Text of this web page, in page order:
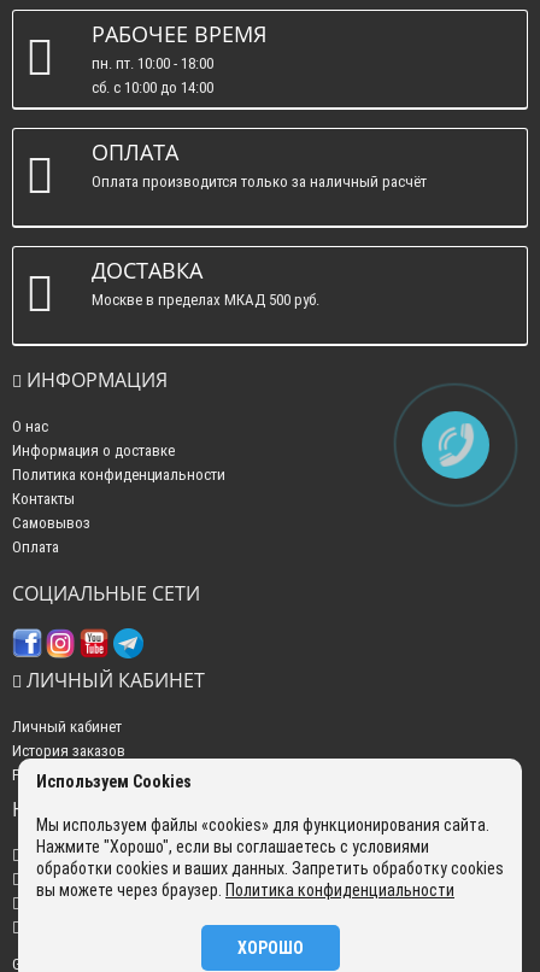
РАБОЧЕЕ ВРЕМЯ
пн. пт. 10:00 - 18:00
сб. c 10:00 до 14:00
вс. : выходные.
ОПЛАТА
Оплата производится только за наличный расчёт
ДОСТАВКА
Москве в пределах МКАД 500 руб.
ИНФОРМАЦИЯ
О нас
Информация о доставке
Политика конфиденциальности
Контакты
Самовывоз
Оплата
СОЦИАЛЬНЫЕ СЕТИ
ЛИЧНЫЙ КАБИНЕТ
Личный кабинет
История заказов
Рассылка новостей
НАШИ КОНТАКТЫ
+7 (499) 350-22-51
sales@gokyo.ru
пн. - пт. : с 10:00 до 18:00 сб. c 10:00 до 14:00 воскресенье : выходной.
г. Москва, Россия, Улица Сущёвский Вал, 5 с20
GOKYO © 2026
Используем Cookies
Мы используем файлы «cookies» для функционирования сайта.
Нажмите "Хорошо", если вы соглашаетесь с условиями
обработки cookies и ваших данных. Запретить обработку cookies
вы можете через браузер. Политика конфиденциальности
ХОРОШО